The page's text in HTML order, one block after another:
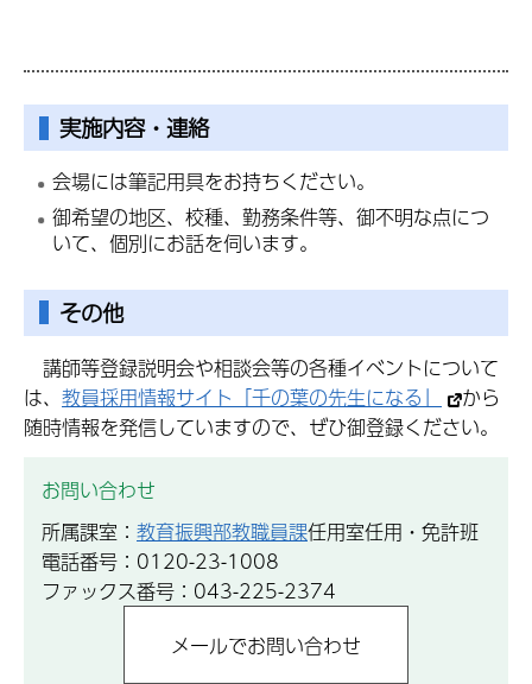
実施内容・連絡
会場には筆記用具をお持ちください。
御希望の地区、校種、勤務条件等、御不明な点につ
いて、個別にお話を伺います。
その他
講師等登録説明会や相談会等の各種イベントについて
は、 教員採用情報サイト「千の葉の先生になる」
から
随時情報を発信していますので、ぜひ御登録ください。
お問い合わせ
所属課室： 教育振興部教職員課任用室任用・免許班
電話番号：0120-23-1008
ファックス番号：043-225-2374